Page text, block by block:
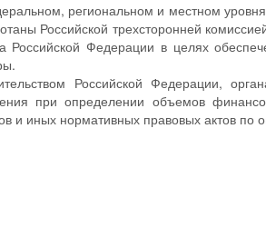
региональном и местном
Российской трехсторонней
Российской Федерации в целях
Российской Федерации,
при определении объемов
и иных нормативных правовых актов по